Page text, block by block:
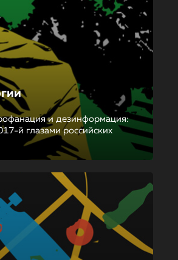
и дезинформация:
й глазами российских